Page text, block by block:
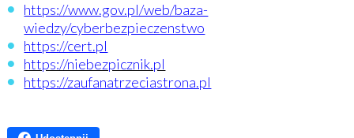
https://www.gov.pl/web/baza-
wiedzy/cyberbezpieczenstwo
https://cert.pl
https://niebezpicznik.pl
https://zaufanatrzeciastrona.pl